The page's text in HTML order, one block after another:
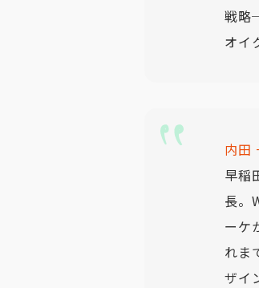
戦略
オイ
内田
早稲
長。
ーケ
れま
ザイ